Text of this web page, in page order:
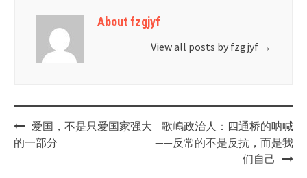
About fzgjyf
View all posts by fzgjyf →
Post
navigation
爱国，不是只爱国家强大
的一部分
歌嶋政治人：四通桥的呐喊
——反常的不是反抗，而是我
们自己